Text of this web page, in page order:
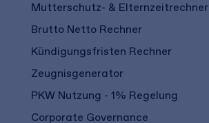
Mutterschutz- & Elternzeitrechner
Brutto Netto Rechner
Kündigungsfristen Rechner
Zeugnisgenerator
PKW Nutzung - 1% Regelung
Corporate Governance